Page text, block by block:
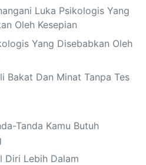
Luka Psikologis Yang
Oleh Kesepian
Yang Disebabkan Oleh
Bakat Dan Minat Tanpa Tes
Tanda Kamu Butuh
Diri Lebih Dalam